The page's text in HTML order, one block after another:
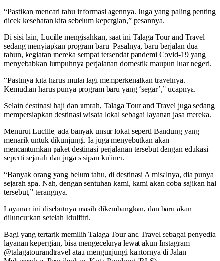
“Pastikan mencari tahu informasi agennya. Juga yang paling penting
dicek kesehatan kita sebelum kepergian,” pesannya.
Di sisi lain, Lucille mengisahkan, saat ini Talaga Tour and Travel
sedang menyiapkan program baru. Pasalnya, baru berjalan dua
tahun, kegiatan mereka sempat tersendat pandemi Covid-19 yang
menyebabkan lumpuhnya perjalanan domestik maupun luar negeri.
“Pastinya kita harus mulai lagi memperkenalkan travelnya.
Kemudian harus punya program baru yang ‘segar’,” ucapnya.
Selain destinasi haji dan umrah, Talaga Tour and Travel juga sedang
mempersiapkan destinasi wisata lokal sebagai layanan jasa mereka.
Menurut Lucille, ada banyak unsur lokal seperti Bandung yang
menarik untuk dikunjungi. Ia juga menyebutkan akan
mencantumkan paket destinasi perjalanan tersebut dengan edukasi
seperti sejarah dan juga sisipan kuliner.
“Banyak orang yang belum tahu, di destinasi A misalnya, dia punya
sejarah apa. Nah, dengan sentuhan kami, kami akan coba sajikan hal
tersebut,” terangnya.
Layanan ini disebutnya masih dikembangkan, dan baru akan
diluncurkan setelah Idulfitri.
Bagi yang tertarik memilih Talaga Tour and Travel sebagai penyedia
layanan kepergian, bisa mengeceknya lewat akun Instagram
@talagatourandtravel atau mengunjungi kantornya di Jalan